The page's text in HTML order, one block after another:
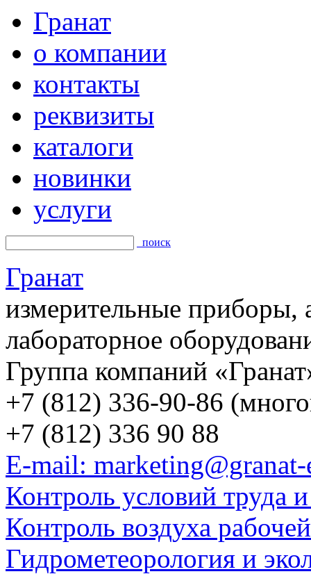
Гранат
о компании
контакты
реквизиты
каталоги
новинки
услуги
поиск
Гранат
измерительные приборы,
лабораторное
Группа компаний
+7 (812) 336-90-86
+7 (812) 336 90 88
E-mail:
Контроль условий труда
Контроль воздуха
Гидрометеорология и